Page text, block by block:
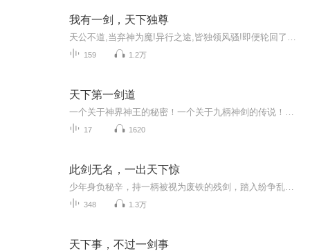
我有一剑，天下独尊
159 1.2万
天下第一剑道
17 1620
此剑无名，一出天下惊
348 1.3万
天下事，不过一剑事